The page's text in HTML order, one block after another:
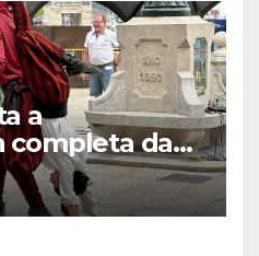
a
completa da
que bate
de
100